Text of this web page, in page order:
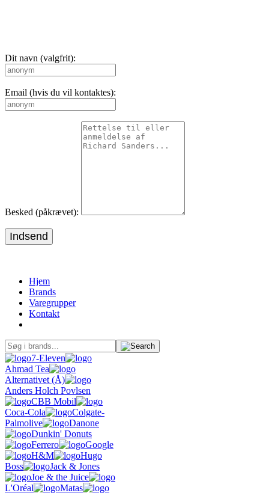
Dit navn (valgfrit):
Email (hvis du vil kontaktes):
Besked (påkrævet):
Indsend
Hjem
Brands
Varegrupper
Kontakt
7-Eleven
Ahmad Tea
Alternativet (Å)
Anders Holch Povlsen
CBB Mobil
Coca-Cola
Colgate-
Palmolive
Danone
Dunkin' Donuts
Ferrero
Google
H&M
Hugo
Boss
Jack & Jones
Joe & the Juice
L'Oréal
Matas